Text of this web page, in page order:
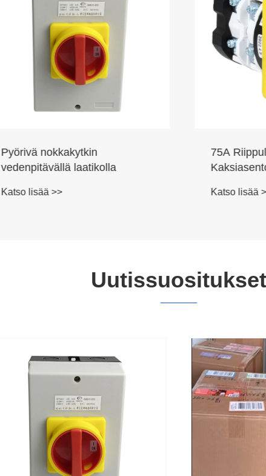
Pyörivä nokkakytkin
vedenpitävällä laatikolla
Katso lisää >>
75A
Katso lisää
Uutissuositukset